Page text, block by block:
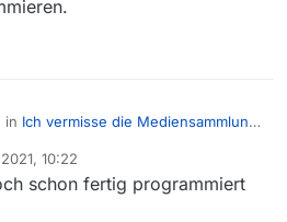
in Ich vermisse die Mediensammlung
stimmen mir ja viele zu und die
10:22
schon fertig programmiert